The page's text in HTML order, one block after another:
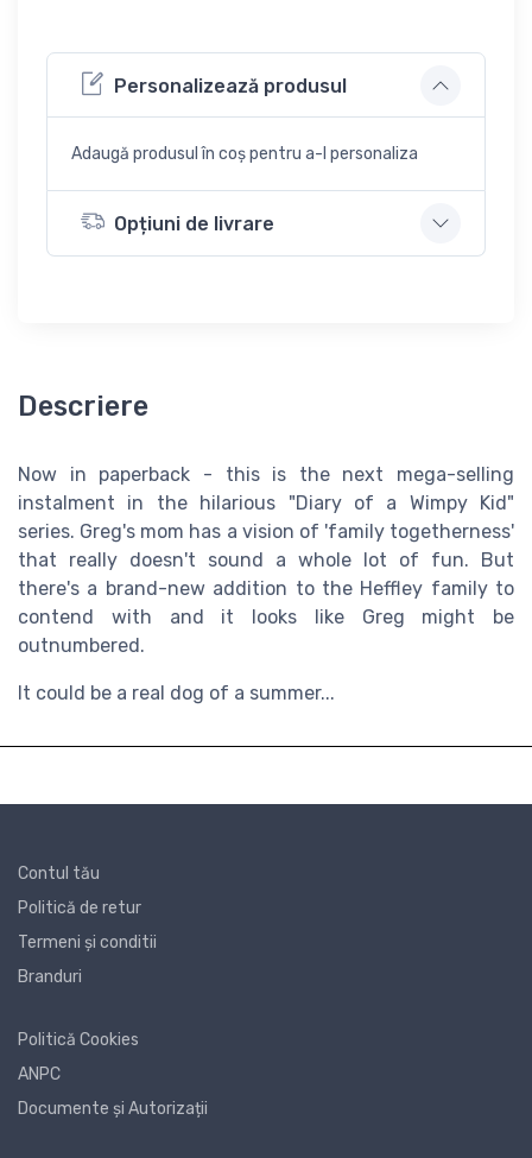
Personalizează produsul
Adaugă produsul în coș pentru a-l personaliza
Opțiuni de livrare
Descriere
Now in paperback - this is the next mega-selling
instalment in the hilarious "Diary of a Wimpy Kid"
series. Greg's mom has a vision of 'family togetherness'
that really doesn't sound a whole lot of fun. But
there's a brand-new addition to the Heffley family to
contend with and it looks like Greg might be
outnumbered.
It could be a real dog of a summer...
Contul tău
Politică de retur
Termeni și conditii
Branduri
Politică Cookies
ANPC
Documente și Autorizații